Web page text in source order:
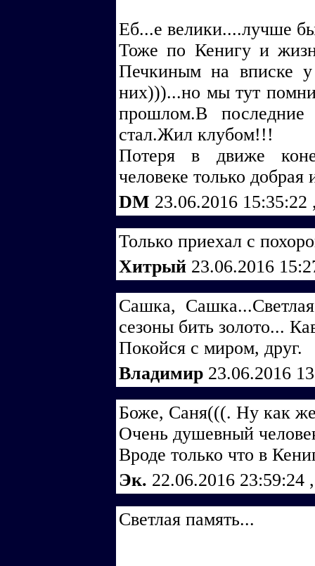
Еб...е велики....лучше
Тоже по Кенигу и
Печкиным на вписке
них)))...но мы тут
прошлом.В
стал.Жил клубом!!!
Потеря в движе
человеке только добрая
DM 23.06.2016 15:35:22
Только приехал с
Хитрый 23.06.2016
Сашка,
сезоны бить золото...
Покойся с миром, друг.
Владимир 23.06.2016
Боже, Саня(((. Ну как
Очень душевный
Вроде только что в
Эк. 22.06.2016 23:59:24 ,
Светлая память...